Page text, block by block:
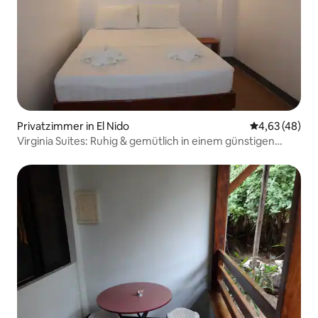
Privatzimmer in El Nido
4,63 (48)
Virginia Suites: Ruhig & gemütlich in einem günstigen